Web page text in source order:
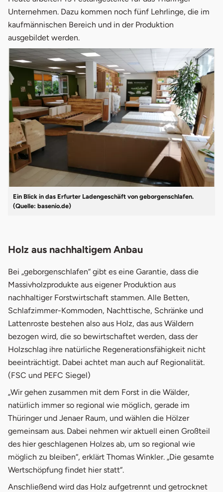
Unternehmen. Dazu kommen noch fünf Lehrlinge, die im
kaufmännischen Bereich und in der Produktion
ausgebildet werden.
Ein Blick in das Erfurter Ladengeschäft von geborgenschlafen.
(Quelle: basenio.de)
Holz aus nachhaltigem Anbau
Bei „geborgenschlafen“ gibt es eine Garantie, dass die
Massivholzprodukte aus eigener Produktion aus
nachhaltiger Forstwirtschaft stammen. Alle Betten,
Schlafzimmer-Kommoden, Nachttische, Schränke und
Lattenroste bestehen also aus Holz, das aus Wäldern
bezogen wird, die so bewirtschaftet werden, dass der
Holzschlag ihre natürliche Regenerationsfähigkeit nicht
beeinträchtigt. Dabei achtet man auch auf Regionalität.
(FSC und PEFC Siegel)
„Wir gehen zusammen mit dem Forst in die Wälder,
natürlich immer so regional wie möglich, gerade im
Thüringer und Jenaer Raum, und wählen die Hölzer
gemeinsam aus. Dabei nehmen wir aktuell einen Großteil
des hier geschlagenen Holzes ab, um so regional wie
möglich zu bleiben“, erklärt Thomas Winkler. „Die gesamte
Wertschöpfung findet hier statt“.
Anschließend wird das Holz aufgetrennt und getrocknet